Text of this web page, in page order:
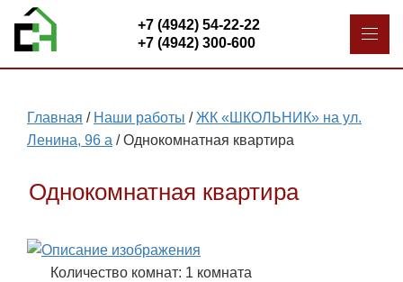
+7 (4942) 54-22-22
+7 (4942) 300-600
Главная / Наши работы /ЖК «ШКОЛЬНИК» на ул.
Ленина, 96 а /Однокомнатная квартира
Однокомнатная квартира
Количество комнат: 1 комната